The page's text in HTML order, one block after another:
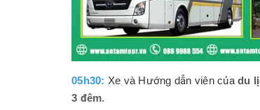
05h30: Xe và Hướng dẫn viên của du
3 đêm.